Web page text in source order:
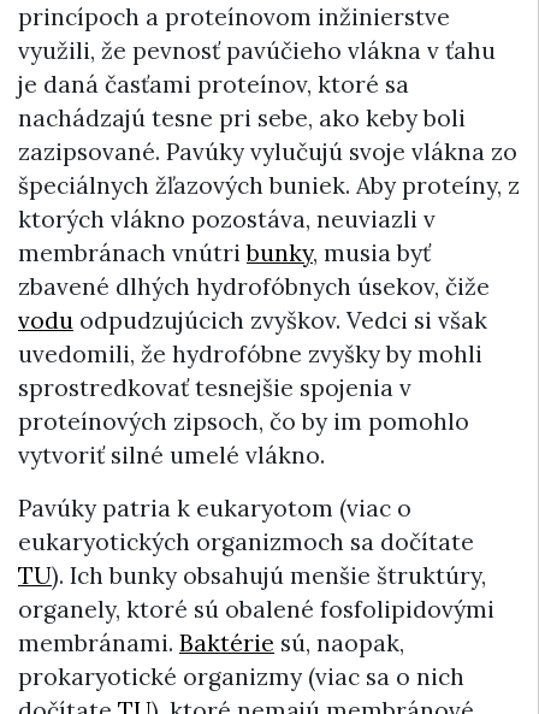
princípoch a proteínovom inžinierstve
využili, že pevnosť pavúčieho vlákna v ťahu
je daná časťami proteínov, ktoré sa
nachádzajú tesne pri sebe, ako keby boli
zazipsované. Pavúky vylučujú svoje vlákna zo
špeciálnych žľazových buniek. Aby proteíny, z
ktorých vlákno pozostáva, neuviazli v
membránach vnútribunky, musia byť
zbavené dlhých hydrofóbnych úsekov, čiže
vodu odpudzujúcich zvyškov. Vedci si však
uvedomili, že hydrofóbne zvyšky by mohli
sprostredkovať tesnejšie spojenia v
proteínových zipsoch, čo by im pomohlo
vytvoriť silné umelé vlákno.
Pavúky patria k eukaryotom (viac o
eukaryotických organizmoch sa dočítate
TU). Ich bunky obsahujú menšie štruktúry,
organely, ktoré sú obalené fosfolipidovými
membránami. Baktérie sú, naopak,
prokaryotické organizmy (viac sa o nich